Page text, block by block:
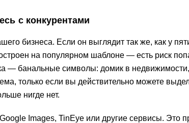
с конкурентами
бизнеса. Если он выглядит так же, как у
на популярном шаблоне — есть риск
— банальные символы: домик в недвижимости,
только если вы действительно можете
нигде нет.
Images, TinEye или другие сервисы. Это